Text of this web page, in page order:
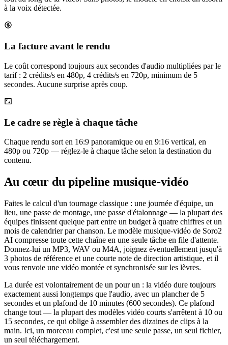
à la voix détectée.
La facture avant le rendu
Le coût correspond toujours aux secondes d'audio multipliées par le
tarif : 2 crédits/s en 480p, 4 crédits/s en 720p, minimum de 5
secondes. Aucune surprise après coup.
Le cadre se règle à chaque tâche
Chaque rendu sort en 16:9 panoramique ou en 9:16 vertical, en
480p ou 720p — réglez-le à chaque tâche selon la destination du
contenu.
Au cœur du pipeline musique-vidéo
Faites le calcul d'un tournage classique : une journée d'équipe, un
lieu, une passe de montage, une passe d'étalonnage — la plupart des
équipes finissent quelque part entre un budget à quatre chiffres et un
mois de calendrier par chanson. Le modèle musique-vidéo de Soro2
AI compresse toute cette chaîne en une seule tâche en file d'attente.
Donnez-lui un MP3, WAV ou M4A, joignez éventuellement jusqu'à
3 photos de référence et une courte note de direction artistique, et il
vous renvoie une vidéo montée et synchronisée sur les lèvres.
La durée est volontairement de un pour un : la vidéo dure toujours
exactement aussi longtemps que l'audio, avec un plancher de 5
secondes et un plafond de 10 minutes (600 secondes). Ce plafond
change tout — la plupart des modèles vidéo courts s'arrêtent à 10 ou
15 secondes, ce qui oblige à assembler des dizaines de clips à la
main. Ici, un morceau complet, c'est une seule passe, un seul fichier,
un seul téléchargement.